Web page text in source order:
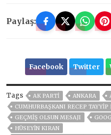
Paylaş:
Facebook Twitter
Tags AK PARTİ ANKARA
CUMHURBAŞKANI RECEP TAYYIP
GEÇMIŞ OLSUN MESAJI
HÜSEYIN KIRAN